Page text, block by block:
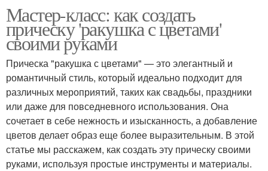
Мастер-класс: как создать
прическу 'ракушка с цветами'
своими руками
Прическа "ракушка с цветами" — это элегантный и
романтичный стиль, который идеально подходит для
различных мероприятий, таких как свадьбы, праздники
или даже для повседневного использования. Она
сочетает в себе нежность и изысканность, а добавление
цветов делает образ еще более выразительным. В этой
статье мы расскажем, как создать эту прическу своими
руками, используя простые инструменты и материалы.